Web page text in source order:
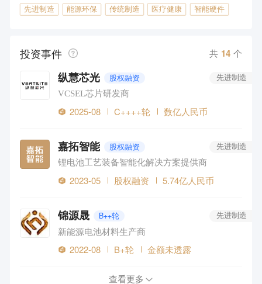
先进制造 能源环保 传统制造 医疗健康 智能硬件
投资事件 共 14 个
纵慧芯光 股权融资
VCSEL芯片研发商
先进制造
2025-08 C++++轮 数亿人民币
嘉拓智能 股权融资
锂电池工艺装备智能化解决方案提供商
先进制造
2023-05 股权融资 5.74亿人民币
锦源晟 B++轮
新能源电池材料生产商
先进制造
2022-08 B+轮 金额未透露
查看更多